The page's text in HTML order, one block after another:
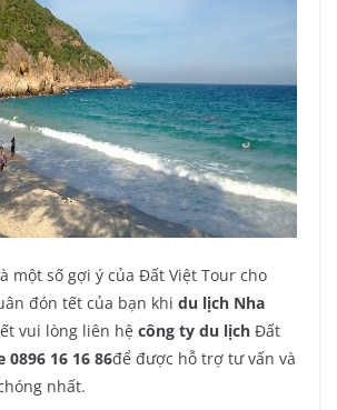
một số gợi ý của Đất Việt Tour cho
đón tết của bạn khi du lịch Nha
vui lòng liên hệ công ty du lịch Đất
0896 16 16 86để được hỗ trợ tư vấn và
nhất.